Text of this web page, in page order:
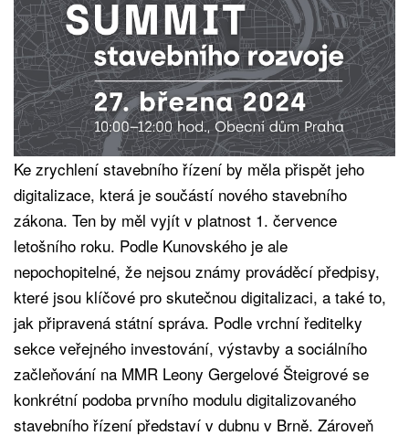
Ke zrychlení stavebního řízení by měla přispět jeho
digitalizace, která je součástí nového stavebního
zákona. Ten by měl vyjít v platnost 1. července
letošního roku. Podle Kunovského je ale
nepochopitelné, že nejsou známy prováděcí předpisy,
které jsou klíčové pro skutečnou digitalizaci, a také to,
jak připravená státní správa. Podle vrchní ředitelky
sekce veřejného investování, výstavby a sociálního
začleňování na MMR Leony Gergelové Šteigrové se
konkrétní podoba prvního modulu digitalizovaného
stavebního řízení představí v dubnu v Brně. Zároveň